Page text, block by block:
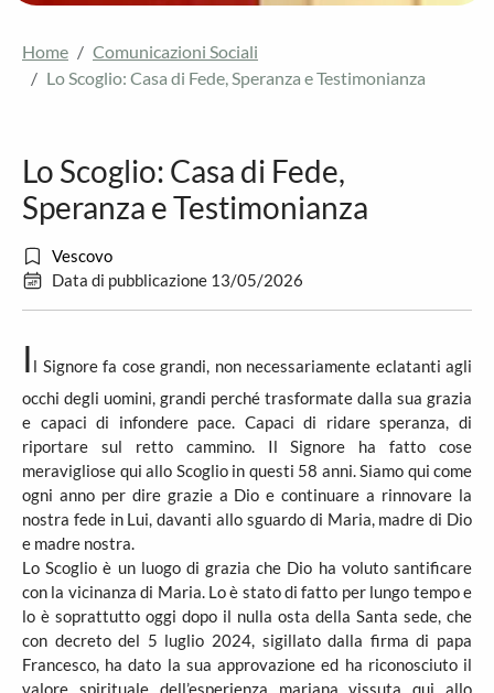
Home
Comunicazioni Sociali
Lo Scoglio: Casa di Fede, Speranza e Testimonianza
Lo Scoglio: Casa di Fede,
Speranza e Testimonianza
Vescovo
Data di pubblicazione 13/05/2026
I l Signore fa cose grandi, non necessariamente eclatanti agli
occhi degli uomini, grandi perché trasformate dalla sua grazia
e capaci di infondere pace. Capaci di ridare speranza, di
riportare sul retto cammino. Il Signore ha fatto cose
meravigliose qui allo Scoglio in questi 58 anni. Siamo qui come
ogni anno per dire grazie a Dio e continuare a rinnovare la
nostra fede in Lui, davanti allo sguardo di Maria, madre di Dio
e madre nostra.
Lo Scoglio è un luogo di grazia che Dio ha voluto santificare
con la vicinanza di Maria. Lo è stato di fatto per lungo tempo e
lo è soprattutto oggi dopo il nulla osta della Santa sede, che
con decreto del 5 luglio 2024, sigillato dalla firma di papa
Francesco, ha dato la sua approvazione ed ha riconosciuto il
valore spirituale dell’esperienza mariana vissuta qui allo